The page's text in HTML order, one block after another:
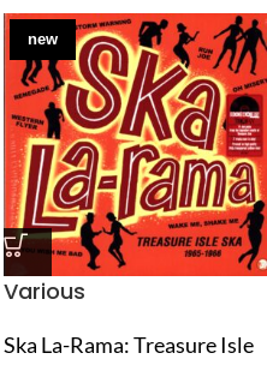
new
Various
Ska La-Rama: Treasure Isle